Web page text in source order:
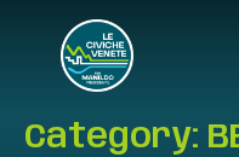
Category: